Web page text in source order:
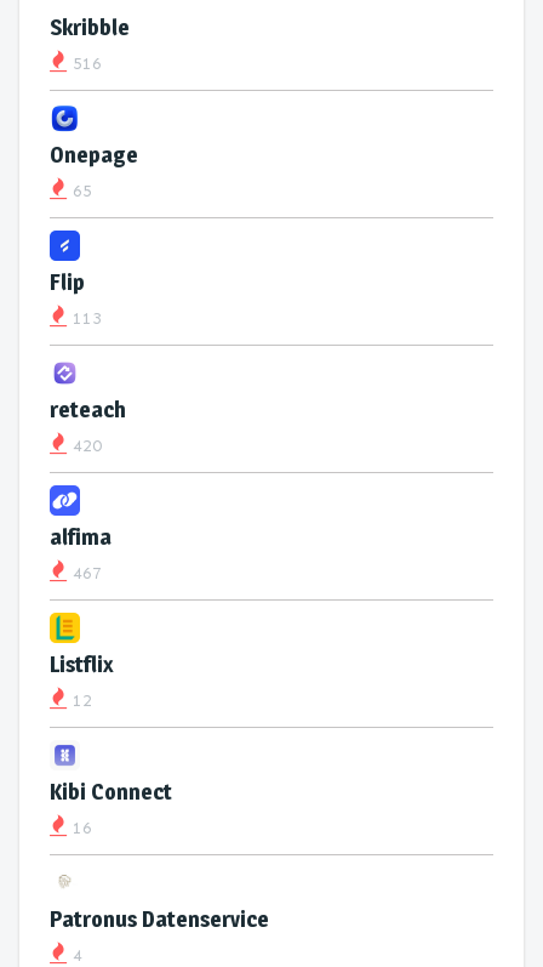
Skribble
516
Onepage
65
Flip
113
reteach
420
alfima
467
Listflix
12
Kibi Connect
16
Patronus Datenservice
4